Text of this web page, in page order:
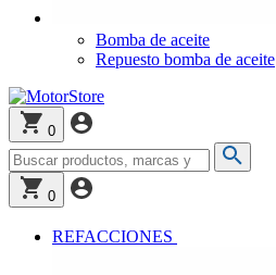
Bomba de aceite
Repuesto bomba de aceite
0
0
REFACCIONES